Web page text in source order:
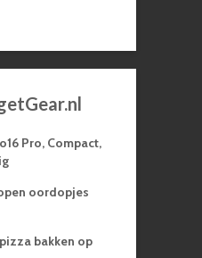
Pro, Compact,
oordopjes
bakken op